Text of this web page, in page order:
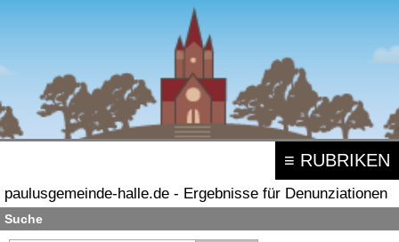
≡ RUBRIKEN
paulusgemeinde-halle.de - Ergebnisse für Denunziationen
Suche